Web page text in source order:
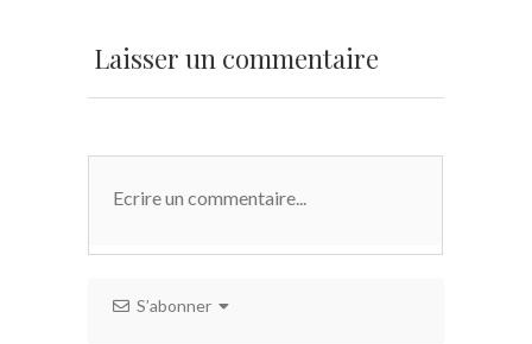
Laisser un commentaire
S’abonner